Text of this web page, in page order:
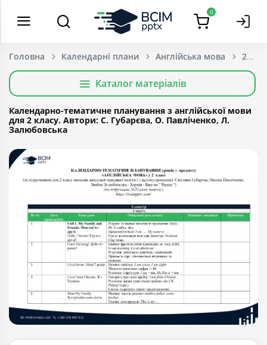
0
Головна Календарні плани Англійська мова 2
Каталог матеріалів
Календарно-тематичне планування з англійської мови
для 2 класу. Автори: С. Губарєва, О. Павліченко, Л.
Залюбовська